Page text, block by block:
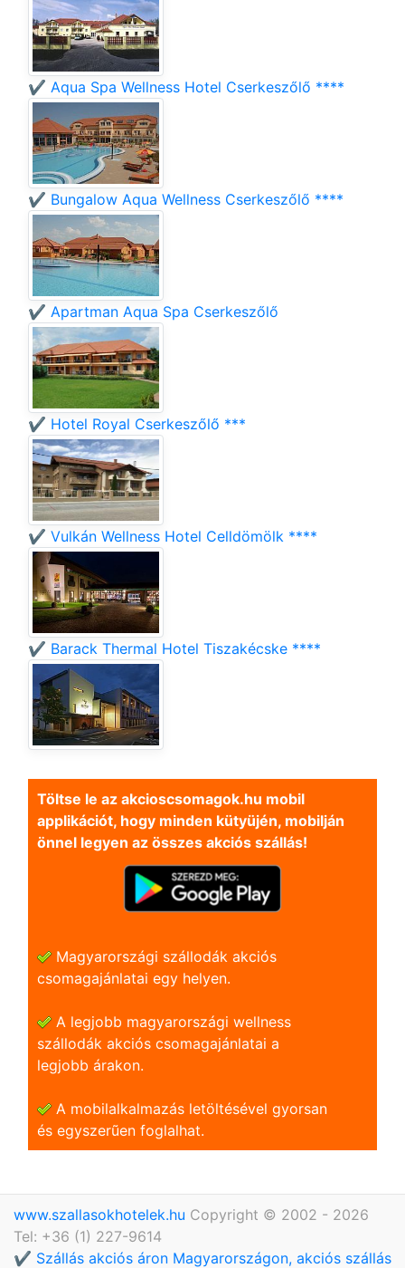
✔️ Aqua Spa Wellness Hotel Cserkeszőlő ****
✔️ Bungalow Aqua Wellness Cserkeszőlő ****
✔️ Apartman Aqua Spa Cserkeszőlő
✔️ Hotel Royal Cserkeszőlő ***
✔️ Vulkán Wellness Hotel Celldömölk ****
✔️ Barack Thermal Hotel Tiszakécske ****
Töltse le az akcioscsomagok.hu mobil
applikációt, hogy minden kütyüjén, mobilján
önnel legyen az összes akciós szállás!
Magyarországi szállodák akciós
csomagajánlatai egy helyen.
A legjobb magyarországi wellness
szállodák akciós csomagajánlatai a
legjobb árakon.
A mobilalkalmazás letöltésével gyorsan
és egyszerũen foglalhat.
www.szallasokhotelek.hu Copyright © 2002 - 2026
Tel: +36 (1) 227-9614
✔️ Szállás akciós áron Magyarországon, akciós szállás